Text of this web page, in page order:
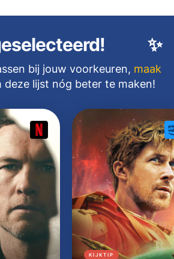
✨
bij jouw voorkeuren, maak
deze lijst nóg beter te maken!
KIJKTIP